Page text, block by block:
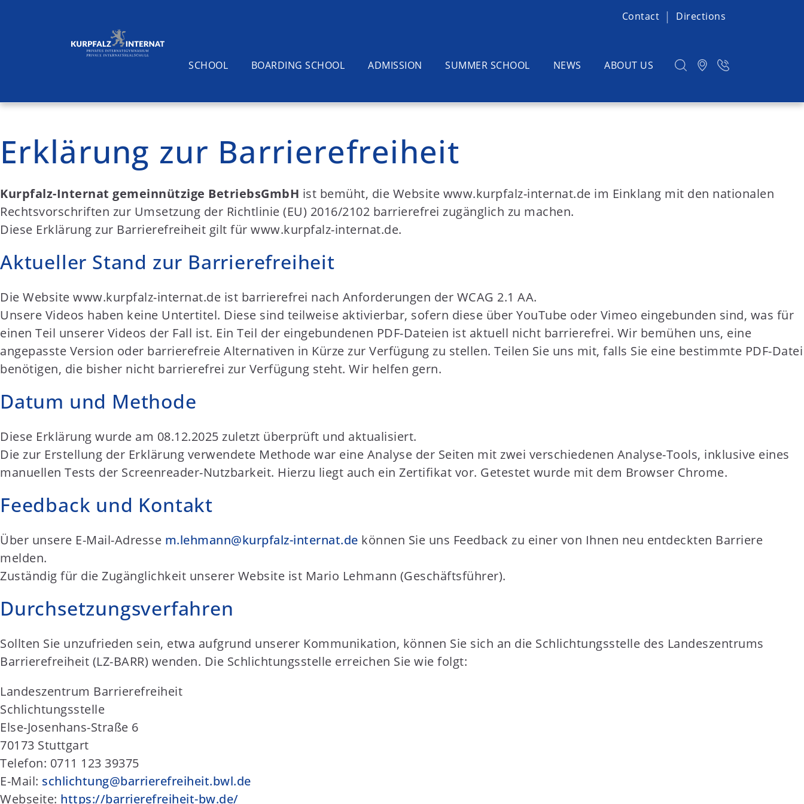
S
p
o
c
o
n
t
e
n
Contact Directions
SCHOOL BOARDING SCHOOL ADMISSION SUMMER SCHOOL NEWS ABOUT US
Suchen
Erklärung zur Barrierefreiheit
Kurpfalz-Internat gemeinnützige BetriebsGmbH ist bemüht, die Website www.kurpfalz-internat.de im Einklang mit den nationalen
Rechtsvorschriften zur Umsetzung der Richtlinie (EU) 2016/2102 barrierefrei zugänglich zu machen.
Diese Erklärung zur Barrierefreiheit gilt für www.kurpfalz-internat.de.
Aktueller Stand zur Barrierefreiheit
Die Website www.kurpfalz-internat.de ist barrierefrei nach Anforderungen der WCAG 2.1 AA.
Unsere Videos haben keine Untertitel. Diese sind teilweise aktivierbar, sofern diese über YouTube oder Vimeo eingebunden sind, was für
einen Teil unserer Videos der Fall ist. Ein Teil der eingebundenen PDF-Dateien ist aktuell nicht barrierefrei. Wir bemühen uns, eine
angepasste Version oder barrierefreie Alternativen in Kürze zur Verfügung zu stellen. Teilen Sie uns mit, falls Sie eine bestimmte PDF-Datei
benötigen, die bisher nicht barrierefrei zur Verfügung steht. Wir helfen gern.
Datum und Methode
Diese Erklärung wurde am 08.12.2025 zuletzt überprüft und aktualisiert.
Die zur Erstellung der Erklärung verwendete Methode war eine Analyse der Seiten mit zwei verschiedenen Analyse-Tools, inklusive eines
manuellen Tests der Screenreader-Nutzbarkeit. Hierzu liegt auch ein Zertifikat vor. Getestet wurde mit dem Browser Chrome.
Feedback und Kontakt
Über unsere E-Mail-Adresse m.lehmann@kurpfalz-internat.de können Sie uns Feedback zu einer von Ihnen neu entdeckten Barriere
melden.
Zuständig für die Zugänglichkeit unserer Website ist Mario Lehmann (Geschäftsführer).
Durchsetzungsverfahren
Sollten Sie unzufrieden sein, etwa aufgrund unserer Kommunikation, können Sie sich an die Schlichtungsstelle des Landeszentrums
Barrierefreiheit (LZ-BARR) wenden. Die Schlichtungsstelle erreichen Sie wie folgt:
Landeszentrum Barrierefreiheit
Schlichtungsstelle
Else-Josenhans-Straße 6
70173 Stuttgart
Telefon: 0711 123 39375
E-Mail: schlichtung@barrierefreiheit.bwl.de
Webseite: https://barrierefreiheit-bw.de/